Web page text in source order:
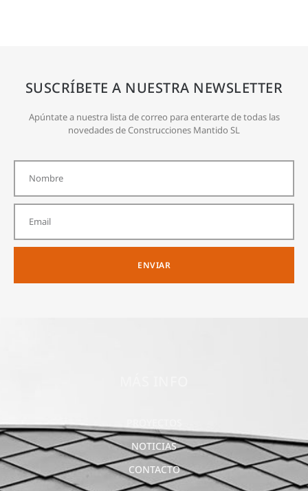
SUSCRÍBETE A NUESTRA NEWSLETTER
Apúntate a nuestra lista de correo para enterarte de todas las
novedades de Construcciones Mantido SL
ENVIAR
NOTICIAS
CONTACTO